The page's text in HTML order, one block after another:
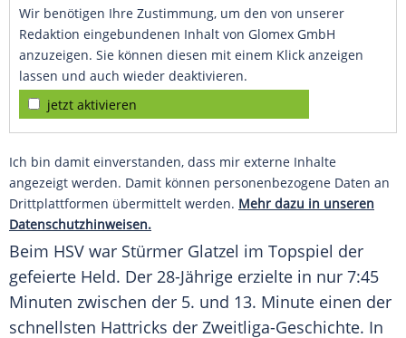
Wir benötigen Ihre Zustimmung, um den von unserer
Redaktion eingebundenen Inhalt von Glomex GmbH
anzuzeigen. Sie können diesen mit einem Klick anzeigen
lassen und auch wieder deaktivieren.
jetzt aktivieren
Ich bin damit einverstanden, dass mir externe Inhalte
angezeigt werden. Damit können personenbezogene Daten an
Drittplattformen übermittelt werden. Mehr dazu in unseren
Datenschutzhinweisen.
Beim HSV war Stürmer Glatzel im Topspiel der
gefeierte Held. Der 28-Jährige erzielte in nur 7:45
Minuten zwischen der 5. und 13. Minute einen der
schnellsten Hattricks der Zweitliga-Geschichte. In